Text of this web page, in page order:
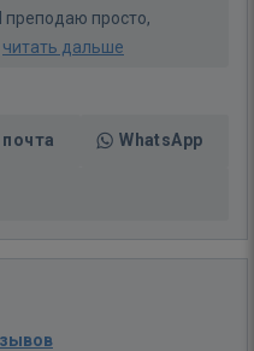
просто,
читать дальше
WhatsApp